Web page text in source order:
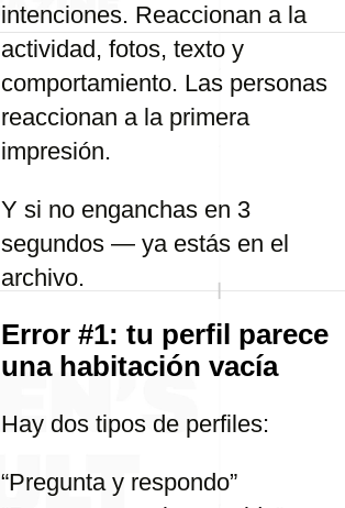
intenciones. Reaccionan a la
actividad, fotos, texto y
comportamiento. Las personas
reaccionan a la primera
impresión.
Y si no enganchas en 3
segundos — ya estás en el
archivo.
Error #1: tu perfil parece
una habitación vacía
Hay dos tipos de perfiles:
“Pregunta y respondo”